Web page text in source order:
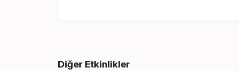
Diğer Etkinlikler